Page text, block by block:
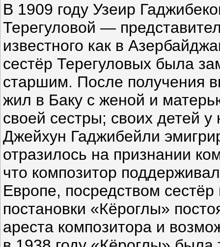
В 1909 году Узеир
Терегуловой —
известного как в
сестёр Терегуловых была
старшим. После получения
жил в Баку с женой и
своей сестры; своих детей
Джейхун Гаджибейли
отразилось на признании
что композитор
Европе, посредством
постановки «Кёроглы»
ареста композитора и